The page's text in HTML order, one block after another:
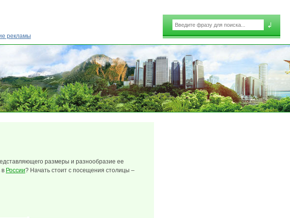
Форма поиска
Поиск
рекламы
размеры и разнообразие ее
в России? Начать стоит с посещения столицы –